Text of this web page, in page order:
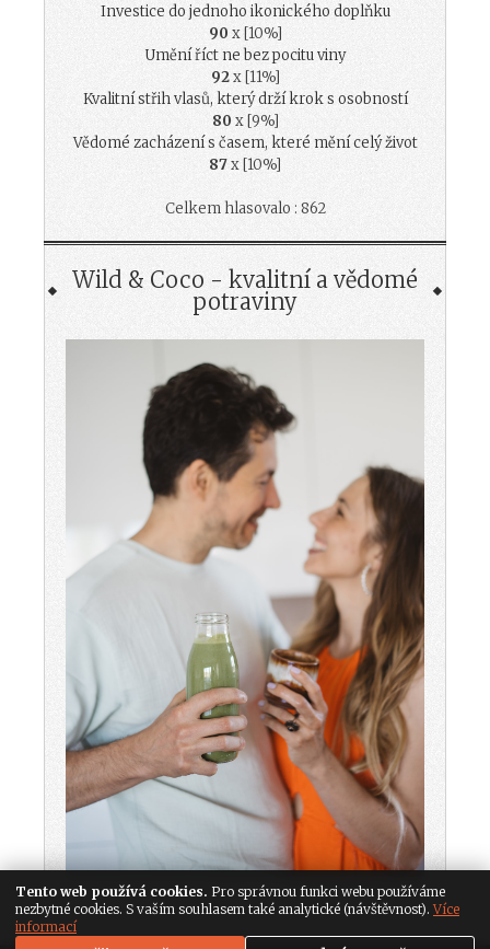
Investice do jednoho ikonického doplňku
90 x [10%]
Umění říct ne bez pocitu viny
92x [11%]
Kvalitní střih vlasů, který drží krok s osobností
80 x [9%]
Vědomé zacházení s časem, které mění celý život
87x [10%]
Celkem hlasovalo : 862
Wild & Coco - kvalitní a vědomé
potraviny
Tento web používá cookies. Pro správnou funkci webu používáme
nezbytné cookies. S vaším souhlasem také analytické (návštěvnost).Více
informací